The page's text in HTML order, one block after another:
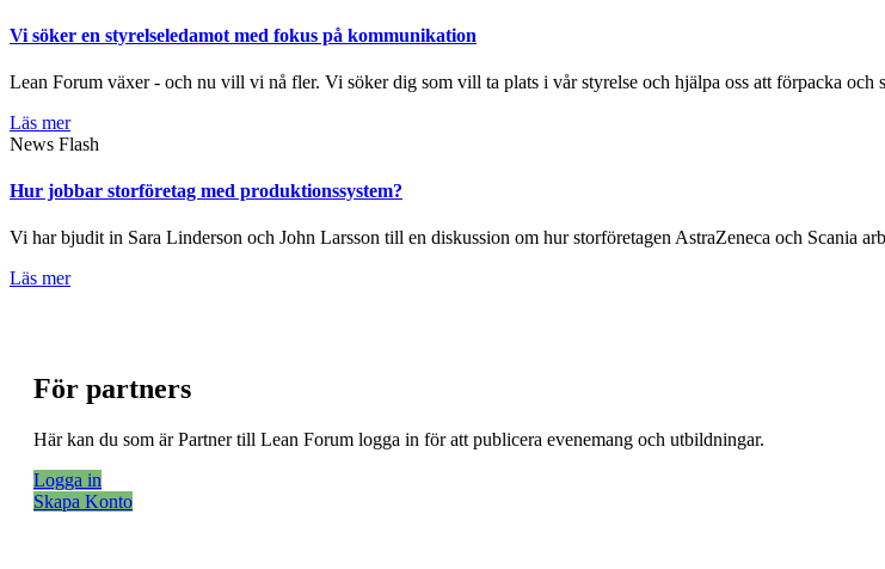
Vi söker en styrelseledamot med fokus på kommunikation
Lean Forum växer - och nu vill vi nå fler. Vi söker dig som vill ta plats i vår styrelse och hjälpa oss att förpacka
Läs mer
News Flash
Hur jobbar storföretag med produktionssystem?
Vi har bjudit in Sara Linderson och John Larsson till en diskussion om hur storföretagen AstraZeneca och Scania
Läs mer
För partners
Här kan du som är Partner till Lean Forum logga in för att publicera evenemang och utbildningar.
Logga in
Skapa Konto